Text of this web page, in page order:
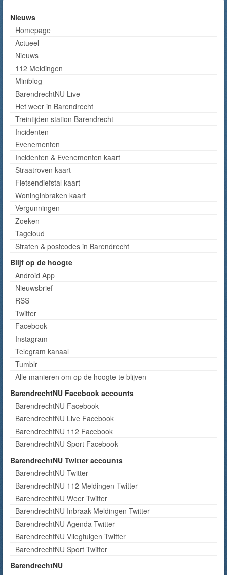
Nieuws
Homepage
Actueel
Nieuws
112 Meldingen
Miniblog
BarendrechtNU Live
Het weer in Barendrecht
Treintijden station Barendrecht
Incidenten
Evenementen
Incidenten & Evenementen kaart
Straatroven kaart
Fietsendiefstal kaart
Woninginbraken kaart
Vergunningen
Zoeken
Tagcloud
Straten & postcodes in Barendrecht
Blijf op de hoogte
Android App
Nieuwsbrief
RSS
Twitter
Facebook
Instagram
Telegram kanaal
Tumblr
Alle manieren om op de hoogte te blijven
BarendrechtNU Facebook accounts
BarendrechtNU Facebook
BarendrechtNU Live Facebook
BarendrechtNU 112 Facebook
BarendrechtNU Sport Facebook
BarendrechtNU Twitter accounts
BarendrechtNU Twitter
BarendrechtNU 112 Meldingen Twitter
BarendrechtNU Weer Twitter
BarendrechtNU Inbraak Meldingen Twitter
BarendrechtNU Agenda Twitter
BarendrechtNU Vliegtuigen Twitter
BarendrechtNU Sport Twitter
BarendrechtNU